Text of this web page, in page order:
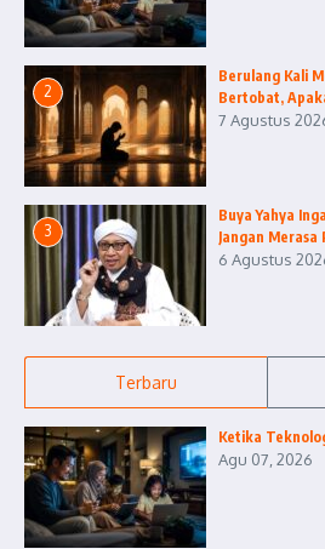
2
Berulang Kali
Bertobat,
7 Agustus
3
Buya Yahya
Jangan
6 Agustus
Terbaru
Ketika
Agu 07, 2026